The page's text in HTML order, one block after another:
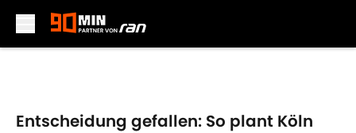
Entscheidung gefallen: So plant Köln